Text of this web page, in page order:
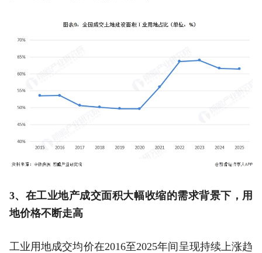
3、在工业地产成交面积大幅收缩的需求背景下，用
地价格不断走高
工业用地成交均价在2016至2025年间呈现持续上涨趋